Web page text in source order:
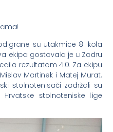
su utakmice 8. kola
ekipa gostovala je u Zadru
rezultatom 4:0. Za ekipu
Martinek i Matej Murat.
stolnotenisači zadržali su
stolnoteniske lige